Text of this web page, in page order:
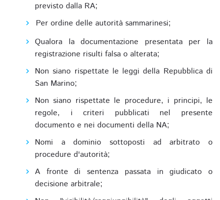
previsto dalla RA;
Per ordine delle autorità sammarinesi;
Qualora la documentazione presentata per la
registrazione risulti falsa o alterata;
Non siano rispettate le leggi della Repubblica di
San Marino;
Non siano rispettate le procedure, i principi, le
regole, i criteri pubblicati nel presente
documento e nei documenti della NA;
Nomi a dominio sottoposti ad arbitrato o
procedure d'autorità;
A fronte di sentenza passata in giudicato o
decisione arbitrale;